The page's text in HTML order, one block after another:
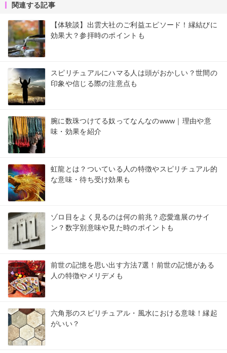
関連する記事
【体験談】出雲大社のご利益エピソード！縁結びに
効果大？参拝時のポイントも
スピリチュアルにハマる人は頭がおかしい？世間の
印象や信じる際の注意点も
腕に数珠つけてる奴ってなんなのwww｜理由や意
味・効果を紹介
虹龍とは？ついている人の特徴やスピリチュアル的
な意味・待ち受け効果も
ゾロ目をよく見るのは何の前兆？恋愛進展のサイ
ン？数字別意味や見た時のポイントも
前世の記憶を思い出す方法7選！前世の記憶がある
人の特徴やメリデメも
六角形のスピリチュアル・風水における意味！縁起
がいい？